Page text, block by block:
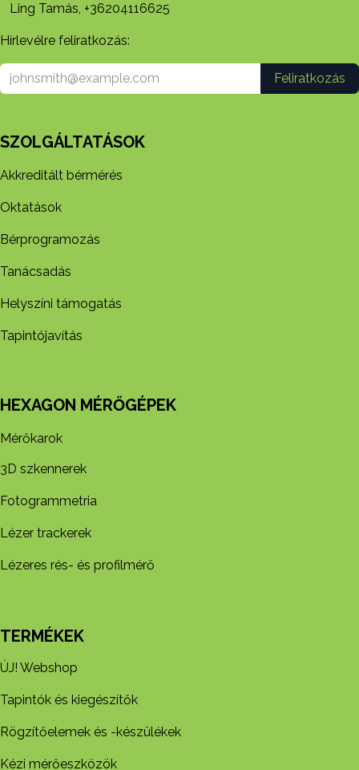
Ling Tamás, +36204116625
Hírlevélre feliratkozás:
Feliratkozás
SZOLGÁLTATÁSOK
Akkreditált bérmérés
Oktatások
Bérprogramozás
Tanácsadás
Helyszíni támogatás
Tapintójavítás
HEXAGON MÉRŐGÉPEK
Mérőkarok
3D szkennerek
Fotogrammetria
Lézer trackerek
Lézeres rés- és profilmérő
TERMÉKEK
ÚJ! Webshop
Tapintók és kiegészítők
Rögzítőelemek és -készül​ékek
Kézi mérőeszközök